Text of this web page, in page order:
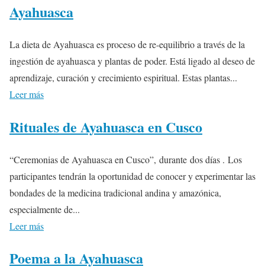
Ayahuasca
La dieta de Ayahuasca es proceso de re-equilibrio a través de la
ingestión de ayahuasca y plantas de poder. Está ligado al deseo de
aprendizaje, curación y crecimiento espiritual. Estas plantas...
Leer más
Rituales de Ayahuasca en Cusco
“Ceremonias de Ayahuasca en Cusco”, durante dos días . Los
participantes tendrán la oportunidad de conocer y experimentar las
bondades de la medicina tradicional andina y amazónica,
especialmente de...
Leer más
Poema a la Ayahuasca